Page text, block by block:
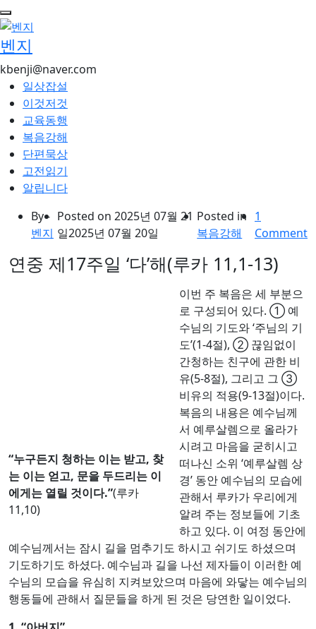
콘
텐
츠
로
건
너
뛰
기
벤지
kbenji@naver.com
일상잡설
이것저것
교육동행
복음강해
단편묵상
고전읽기
알립니다
By -
벤지
Posted on2025년 07월 21
일2025년 07월 20일
Posted in
복음강해
1
Comment
연중 제17주일 ‘다’해(루카 11,1-13)
11,10)
이번 주 복음은 세 부분으
로 구성되어 있다. ① 예
수님의 기도와 ‘주님의 기
도’(1-4절), ② 끊임없이
간청하는 친구에 관한 비
유(5-8절), 그리고 그 ③
비유의 적용(9-13절)이다.
복음의 내용은 예수님께
서 예루살렘으로 올라가
시려고 마음을 굳히시고
떠나신 소위 ‘예루살렘 상
경’ 동안 예수님의 모습에
관해서 루카가 우리에게 알려 주는 정보들에 기초하고 있다.
이 여정 동안에 예수님께서는 잠시 길을 멈추기도 하시고 쉬
기도 하셨으며 기도하기도 하셨다. 예수님과 길을 나선 제자
들이 이러한 예수님의 모습을 유심히 지켜보았으며 마음에
와닿는 예수님의 행동들에 관해서 질문들을 하게 된 것은 당
연한 일이었다.
1. “아버지